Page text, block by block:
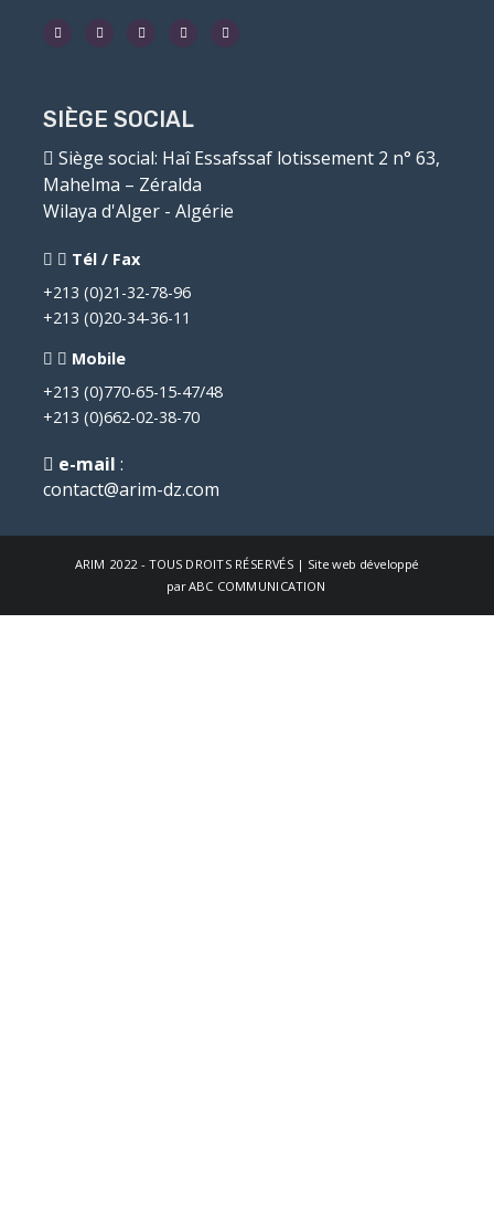
SIÈGE SOCIAL
Siège social: Haî Essafssaf lotissement 2 n° 63,
Mahelma – Zéralda
Wilaya d'Alger - Algérie
Tél / Fax
+213 (0)21-32-78-96
+213 (0)20-34-36-11
Mobile
+213 (0)770-65-15-47/48
+213 (0)662-02-38-70
e-mail:
contact@arim-dz.com
ARIM 2022 - TOUS DROITS RÉSERVÉS | Site web développé
par ABC COMMUNICATION